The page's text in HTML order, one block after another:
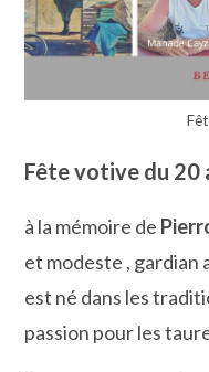
Fête votive du 20
à la mémoire de
et modeste , gardian
est né dans les
passion pour les